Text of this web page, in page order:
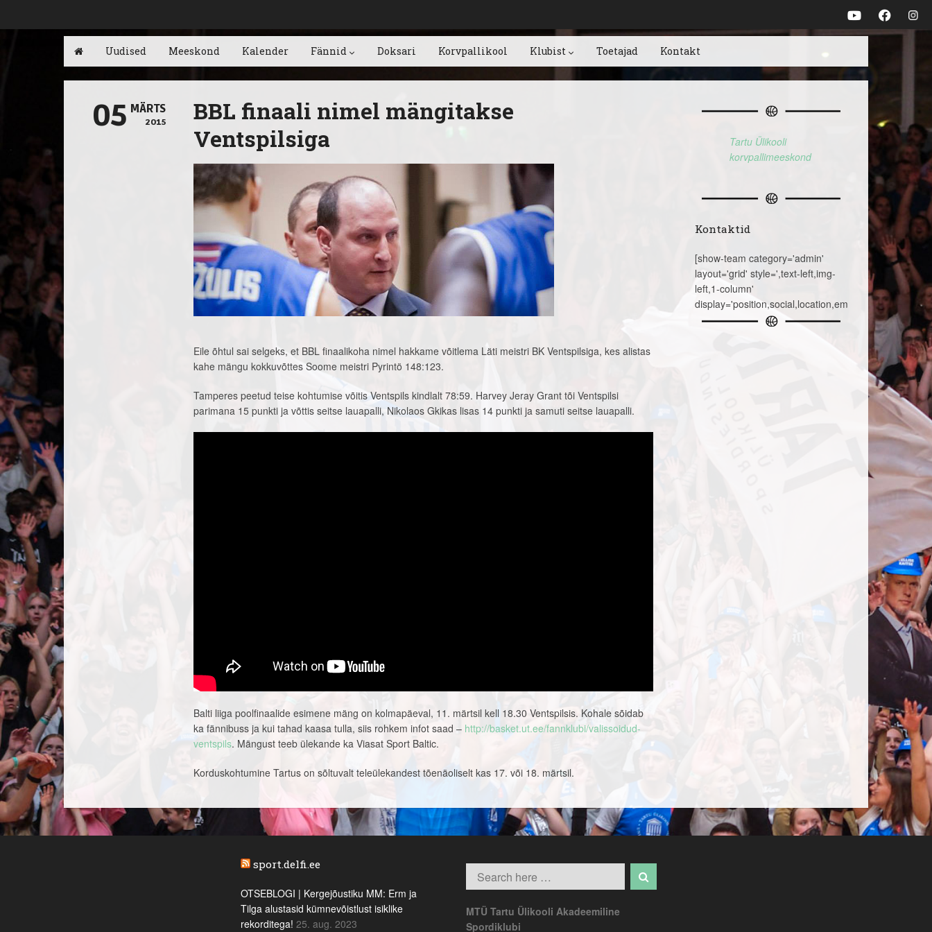
Uudised Meeskond Kalender Fännid Doksari Korvpallikool Klubist Toetajad Kontakt
05 MÄRTS
2015
BBL finaali nimel mängitakse
Ventspilsiga
Eile õhtul sai selgeks, et BBL finaalikoha nimel hakkame võitlema Läti meistri BK Ventspilsiga, kes alistas
kahe mängu kokkuvõttes Soome meistri Pyrintö 148:123.
Tamperes peetud teise kohtumise võitis Ventspils kindlalt 78:59. Harvey Jeray Grant tõi Ventspilsi
parimana 15 punkti ja võttis seitse lauapalli, Nikolaos Gkikas lisas 14 punkti ja samuti seitse lauapalli.
Balti liiga poolfinaalide esimene mäng on kolmapäeval, 11. märtsil kell 18.30 Ventspilsis. Kohale sõidab
ka fännibuss ja kui tahad kaasa tulla, siis rohkem infot saad – http://basket.ut.ee/fannklubi/valissoidud-
ventspils. Mängust teeb ülekande ka Viasat Sport Baltic.
Korduskohtumine Tartus on sõltuvalt teleülekandest tõenäoliselt kas 17. või 18. märtsil.
Tartu Ülikooli
korvpallimeeskond
Kontaktid
[show-team category='admin'
layout='grid' style=',text-left,img-
left,1-column'
sport.delfi.ee
OTSEBLOGI | Kergejõustiku MM: Erm ja
Tilga alustasid kümnevõistlust isiklike
rekorditega! 25. aug. 2023
MTÜ Tartu Ülikooli Akadeemiline
Spordiklubi